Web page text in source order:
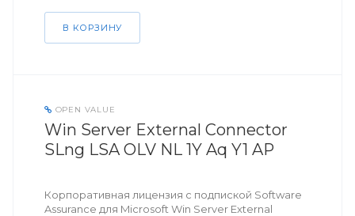
В КОРЗИНУ
OPEN VALUE
Win Server External Connector
SLng LSA OLV NL 1Y Aq Y1 AP
Корпоративная лицензия с подпиской Software
Assurance для Microsoft Win Server External